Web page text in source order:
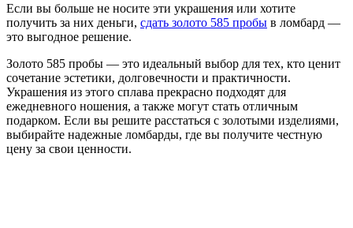
Если вы больше не носите эти украшения или хотите
получить за них деньги, сдать золото 585 пробы в ломбард —
это выгодное решение.
Золото 585 пробы — это идеальный выбор для тех, кто ценит
сочетание эстетики, долговечности и практичности.
Украшения из этого сплава прекрасно подходят для
ежедневного ношения, а также могут стать отличным
подарком. Если вы решите расстаться с золотыми изделиями,
выбирайте надежные ломбарды, где вы получите честную
цену за свои ценности.